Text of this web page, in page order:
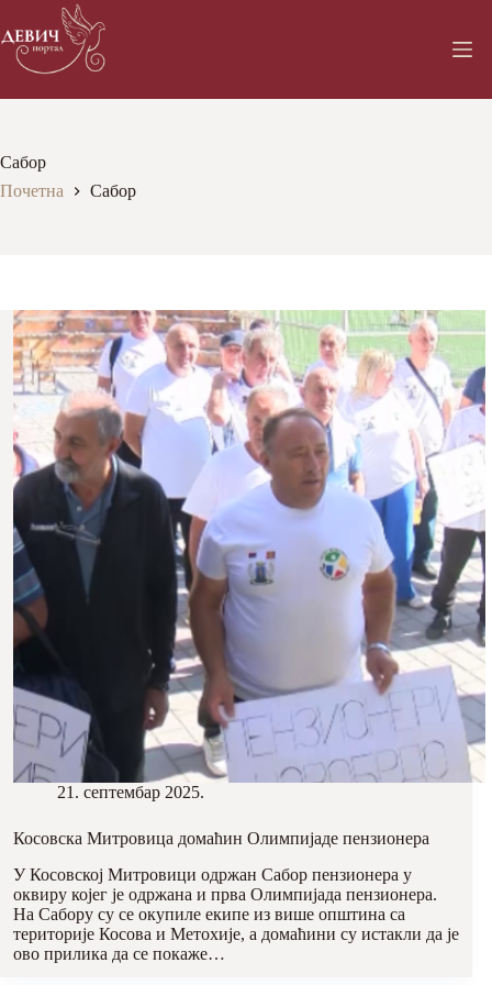
to
content
Сабор
Почетна
Сабор
21. септембар 2025.
Косовска Митровица домаћин Олимпијаде пензионера
У Косовској Митровици одржан Сабор пензионера у
оквиру којег је одржана и прва Олимпијада пензионера.
На Сабору су се окупиле екипе из више општина са
територије Косова и Метохије, а домаћини су истакли да је
ово прилика да се покаже…